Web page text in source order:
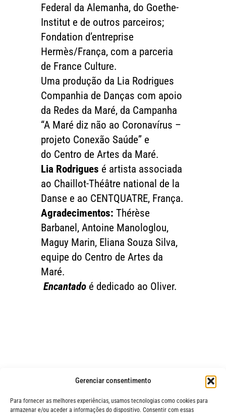
Gerenciar consentimento
Para fornecer as melhores experiências, usamos tecnologias como cookies para
armazenar e/ou aceder a informações do dispositivo. Consentir com essas
Federal da Alemanha, do Goethe-
Institut e de outros parceiros;
Fondation d’entreprise
Hermès/França, com a parceria
de France Culture.
Uma produção da Lia Rodrigues
Companhia de Danças com apoio
da Redes da Maré, da Campanha
“A Maré diz não ao Coronavírus –
projeto Conexão Saúde” e
do Centro de Artes da Maré.
Lia Rodrigues é artista associada
ao Chaillot-Théâtre national de la
Danse e ao CENTQUATRE, França.
Agradecimentos: Thérèse
Barbanel, Antoine Manologlou,
Maguy Marin, Eliana Souza Silva,
equipe do Centro de Artes da
Maré.
Encantado é dedicado ao Oliver.